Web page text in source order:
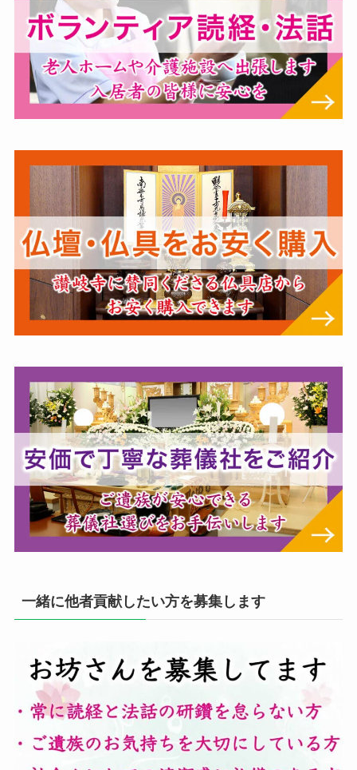
一緒に他者貢献したい方を募集します